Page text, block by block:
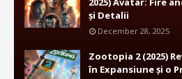
și Detalii
December 28, 2025
Zootopia 2 (2025)
în Expansiune și o